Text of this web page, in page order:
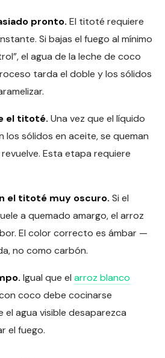
pronto. El titoté requiere
Si bajas el fuego al mínimo
el agua de la leche de coco
tarda el doble y los sólidos
el titoté. Una vez que el líquido
los sólidos en aceite, se queman
Esta etapa requiere
el titoté muy oscuro. Si el
a quemado amargo, el arroz
El color correcto es ámbar —
no como carbón.
Igual que el arroz blanco
coco debe cocinarse
agua visible desaparezca
el fuego.